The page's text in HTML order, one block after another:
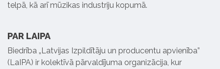
telpā, kā arī mūzikas industriju kopumā.
PAR LAIPA
Biedrība „Latvijas Izpildītāju un producentu apvienība”
(LaIPA) ir kolektīvā pārvaldījuma organizācija, kur